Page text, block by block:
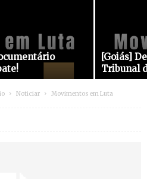
[Goiás]
Tribunal
Noticiar Movimentos em Luta